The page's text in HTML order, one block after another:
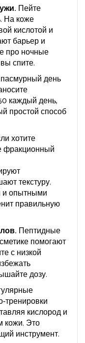
Пейте
На коже
кислотой и
барьер и
про ночные
спите.
день
каждый день,
простой способ
хотите
фракционный
текстуру.
и опытными
правильную
Пептидные
помогают
с низкой
дозу.
кислород и
кожи. Это
инструмент.